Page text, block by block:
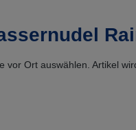
vor Ort auswählen. Artikel